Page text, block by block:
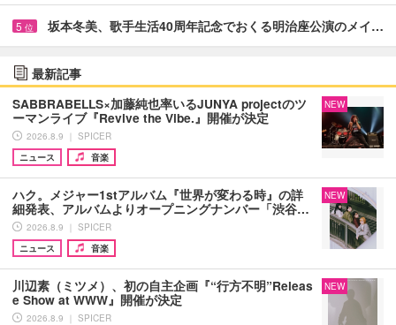
5 位 坂本冬美、歌手生活40周年記念でおくる明治座公演のメイ…
最新記事
SABBRABELLS×加藤純也率いるJUNYA projectのツ
ーマンライブ『Revive the Vibe.』開催が決定
2026.8.9 ｜ SPICER
ニュース
音楽
NEW
ハク。メジャー1stアルバム『世界が変わる時』の詳
細発表、アルバムよりオープニングナンバー「渋谷…
2026.8.9 ｜ SPICER
ニュース
音楽
NEW
川辺素（ミツメ）、初の自主企画『“行方不明”Releas
e Show at WWW』開催が決定
2026.8.9 ｜ SPICER
NEW